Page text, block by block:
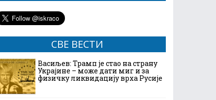
СВЕ ВЕСТИ
Васиљев: Трамп је стао на страну
Украјине – може дати миг и за
физичку ликвидацију врха Русије